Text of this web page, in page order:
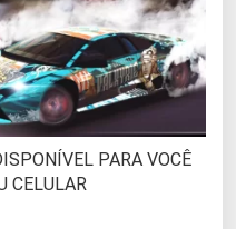
PARA VOCÊ
CELULAR